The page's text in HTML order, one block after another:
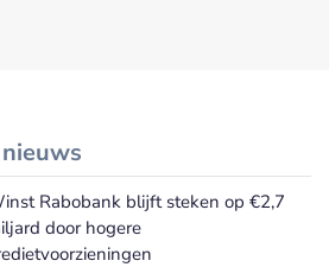
Meer Financiële cijfers nieuws
Rabobank blijft steken op €2,7
door hogere